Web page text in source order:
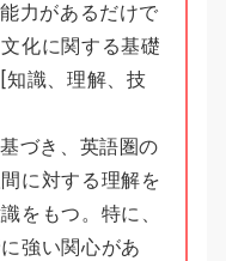
力があるだけで
化に関する基礎
知識、理解、技
づき、英語圏の
に対する理解を
をもつ。特に、
強い関心があ